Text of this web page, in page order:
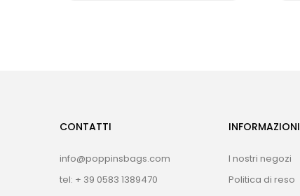
CONTATTI
info@poppinsbags.com
tel: + 39 0583 1389470
INFORMAZIONI
I nostri negozi
Politica di reso